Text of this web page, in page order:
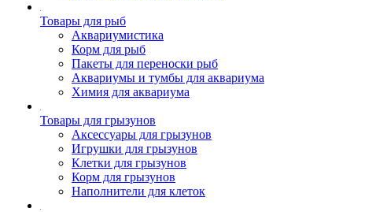
Товары для рыб
Аквариумистика
Корм для рыб
Пакеты для переноски рыб
Аквариумы и тумбы для аквариума
Химия для аквариума
Товары для грызунов
Аксессуары для грызунов
Игрушки для грызунов
Клетки для грызунов
Корм для грызунов
Наполнители для клеток